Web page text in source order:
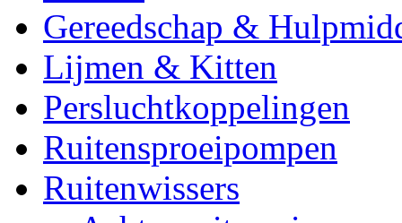
Gereedschap &
Lijmen & Kitten
Persluchtkoppelingen
Ruitensproeipompen
Ruitenwissers